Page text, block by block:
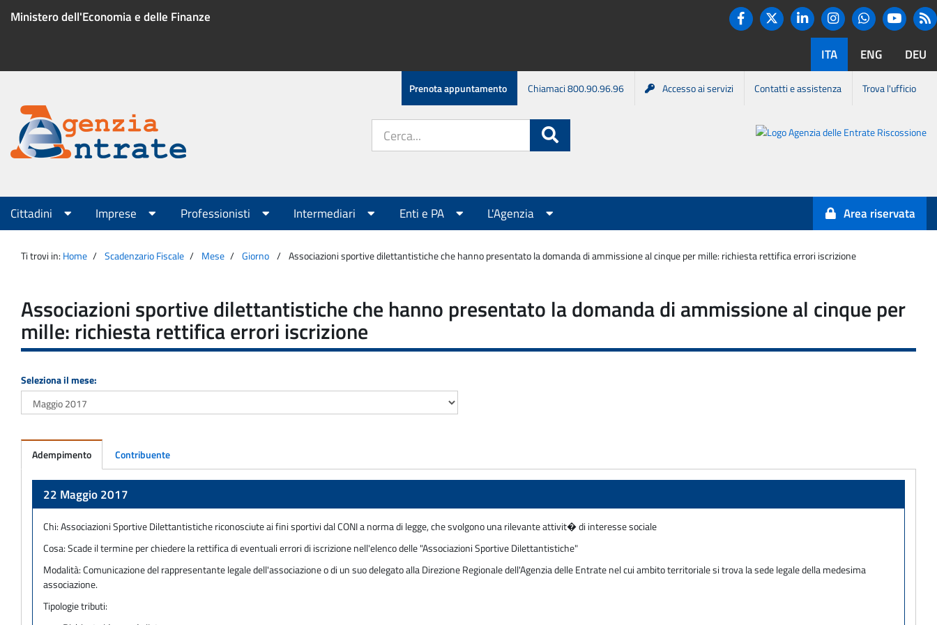
Ministero dell'Economia e delle Finanze
Twitter
LinkedinInstagram
ITA ENG DEU
Menu
servizio
Prenota appuntamento Chiamaci 800.90.96.96 Accesso ai servizi Contatti e assistenza Trova l'ufficio
Agenzia
Entrate
sito:
Agenzia
Entrate-
Riscossione
Menu
principale
Cittadini Imprese Professionisti Intermediari Enti e PA L'Agenzia Area riservata
Ti trovi in: Home Scadenzario Fiscale Mese Giorno Associazioni sportive dilettantistiche che hanno presentato la domanda di ammissione al cinque per mille: richiesta rettifica errori iscrizione
Associazioni sportive dilettantistiche che hanno presentato la domanda di ammissione al cinque per
mille: richiesta rettifica errori iscrizione
Seleziona il mese:
Adempimento Contribuente
22 Maggio 2017
Chi:Associazioni Sportive Dilettantistiche riconosciute ai fini sportivi dal CONI a norma di legge, che svolgono una rilevante attivit� di interesse sociale
Cosa:Scade il termine per chiedere la rettifica di eventuali errori di iscrizione nell'elenco delle "Associazioni Sportive Dilettantistiche"
Modalità:Comunicazione del rappresentante legale dell'associazione o di un suo delegato alla Direzione Regionale dell'Agenzia delle Entrate nel cui ambito territoriale si trova la sede legale della medesima
associazione.
Tipologie tributi: